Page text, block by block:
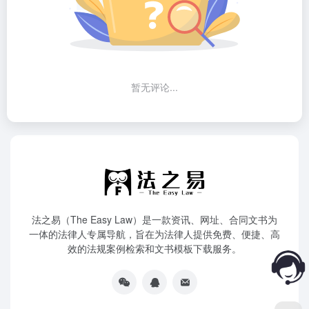
暂无评论...
法之易（The Easy Law）是一款资讯、网址、合同文书为
一体的法律人专属导航，旨在为法律人提供免费、便捷、高
效的法规案例检索和文书模板下载服务。